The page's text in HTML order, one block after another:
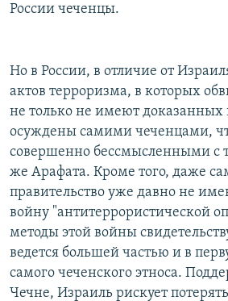
России чеченцы.
Но в России, в отличие от
актов терроризма, в которых
не только не имеют
осуждены самими чеченцами,
совершенно бессмысленными с
же Арафата. Кроме того, даже
правительство уже давно не
войну "антитеррористической
методы этой войны
ведется большей частью и в
самого чеченского этноса.
Чечне, Израиль рискует